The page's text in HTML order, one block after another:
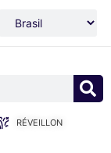
RÉVEILLON